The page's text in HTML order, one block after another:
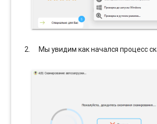
Мы увидим как начался процесс